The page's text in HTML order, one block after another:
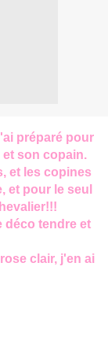
préparé pour
et son copain.
et les copines
et pour le seul
déco tendre et
clair, j'en ai